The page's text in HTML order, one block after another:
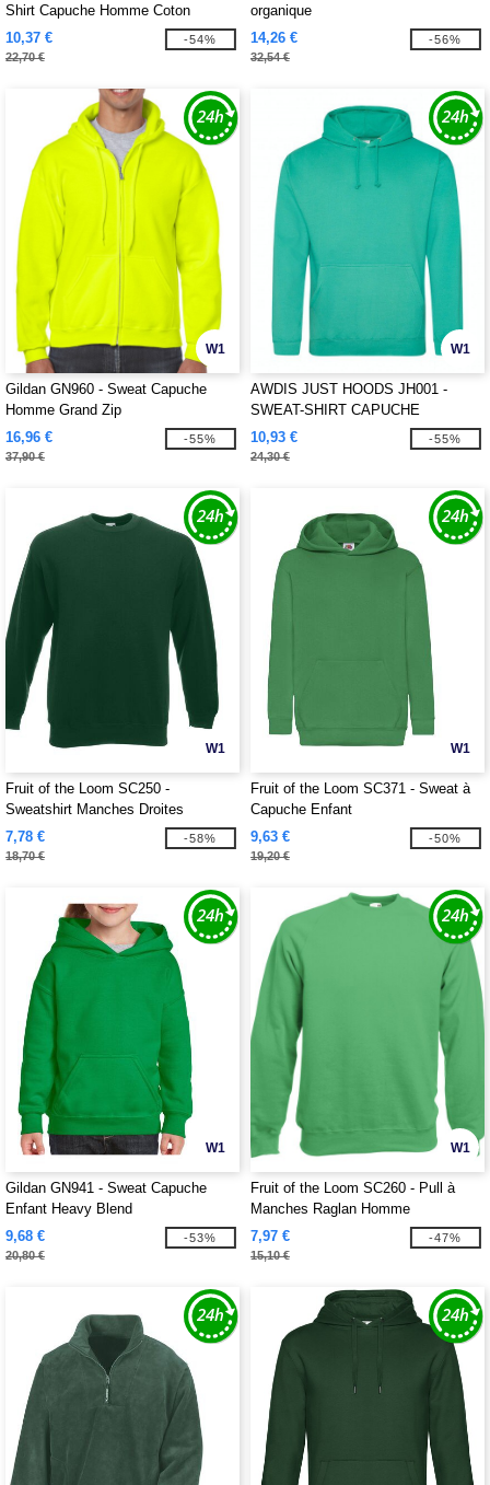
Shirt Capuche Homme Coton
10,37 €
22,70 €
-54%
organique
14,26 €
32,54 €
-56%
W1
Gildan GN960 - Sweat Capuche
Homme Grand Zip
16,96 €
37,90 €
-55%
W1
AWDIS JUST HOODS JH001 -
SWEAT-SHIRT CAPUCHE
10,93 €
24,30 €
-55%
W1
Fruit of the Loom SC250 -
Sweatshirt Manches Droites
7,78 €
18,70 €
-58%
W1
Fruit of the Loom SC371 - Sweat à
Capuche Enfant
9,63 €
19,20 €
-50%
W1
Gildan GN941 - Sweat Capuche
Enfant Heavy Blend
9,68 €
20,80 €
-53%
W1
Fruit of the Loom SC260 - Pull à
Manches Raglan Homme
7,97 €
15,10 €
-47%